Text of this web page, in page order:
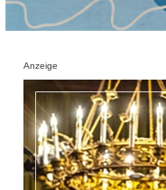
Anzeige